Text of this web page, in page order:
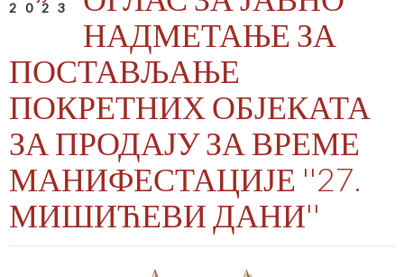
2023
НАДМЕТАЊЕ ЗА
ПОСТАВЉАЊЕ
ПОКРЕТНИХ ОБЈЕКАТА
ЗА ПРОДАЈУ ЗА ВРЕМЕ
МАНИФЕСТАЦИЈЕ ''27.
МИШИЋЕВИ ДАНИ''